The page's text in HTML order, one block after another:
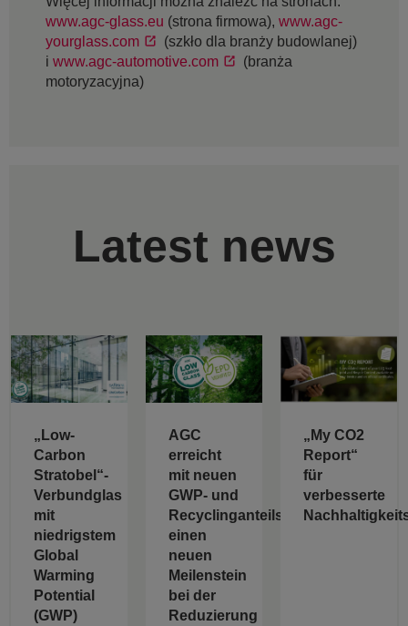
www.agc-glass.eu (strona firmowa), www.agc-
yourglass.com
(szkło dla branży budowlanej)
i www.agc-automotive.com
(branża
motoryzacyjna)
Latest news
„Low-
Carbon
Stratobel“-
Verbundglas
mit
niedrigstem
Global
Warming
Potential
(GWP)
AGC
erreicht
mit neuen
GWP- und
Recyclinganteilswerten
einen
neuen
Meilenstein
bei der
Reduzierung
„My CO2
Report“
für
verbesserte